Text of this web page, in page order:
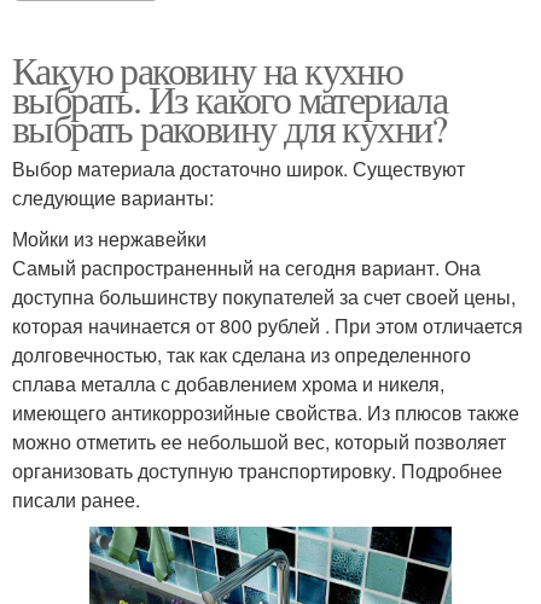
Какую раковину на кухню
выбрать. Из какого материала
выбрать раковину для кухни?
Выбор материала достаточно широк. Существуют
следующие варианты:
Мойки из нержавейки
Самый распространенный на сегодня вариант. Она
доступна большинству покупателей за счет своей цены,
которая начинается от 800 рублей . При этом отличается
долговечностью, так как сделана из определенного
сплава металла с добавлением хрома и никеля,
имеющего антикоррозийные свойства. Из плюсов также
можно отметить ее небольшой вес, который позволяет
организовать доступную транспортировку. Подробнее
писали ранее.